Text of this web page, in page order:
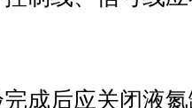
后应关闭液氮